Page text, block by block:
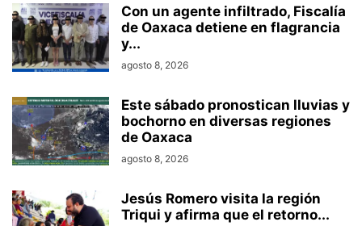
Con un agente infiltrado, Fiscalía
de Oaxaca detiene en flagrancia
y...
agosto 8, 2026
Este sábado pronostican lluvias y
bochorno en diversas regiones
de Oaxaca
agosto 8, 2026
Jesús Romero visita la región
Triqui y afirma que el retorno...